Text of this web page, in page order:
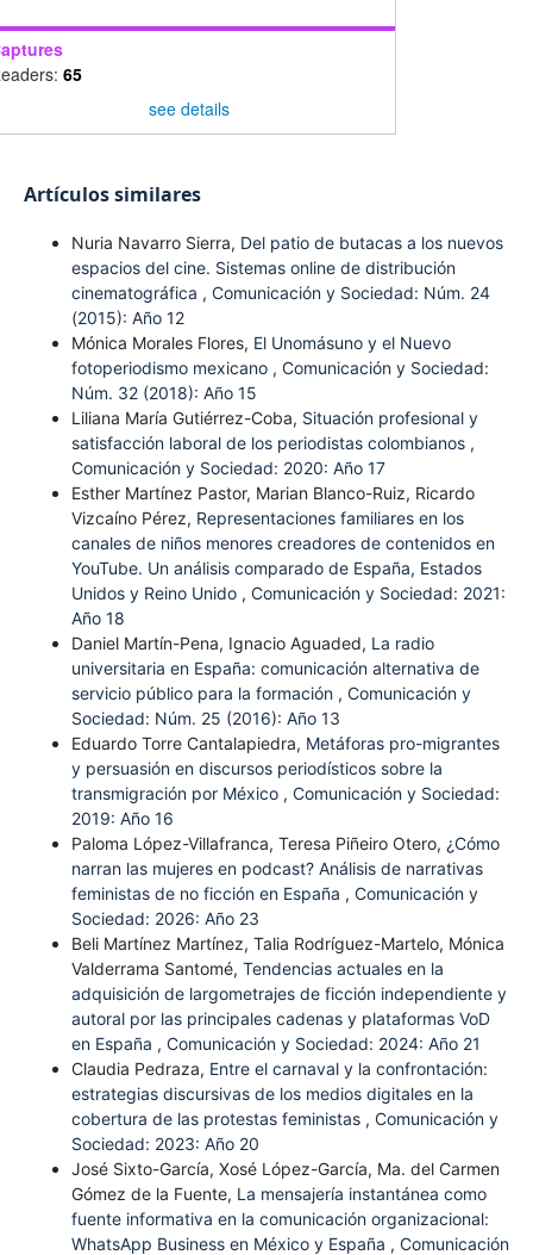
65
see details
Artículos similares
Nuria Navarro Sierra, Del patio de butacas a los nuevos
espacios del cine. Sistemas online de distribución
cinematográfica , Comunicación y Sociedad: Núm. 24
(2015): Año 12
Mónica Morales Flores, El Unomásuno y el Nuevo
fotoperiodismo mexicano , Comunicación y Sociedad:
Núm. 32 (2018): Año 15
Liliana María Gutiérrez-Coba, Situación profesional y
satisfacción laboral de los periodistas colombianos ,
Comunicación y Sociedad: 2020: Año 17
Esther Martínez Pastor, Marian Blanco-Ruiz, Ricardo
Vizcaíno Pérez, Representaciones familiares en los
canales de niños menores creadores de contenidos en
YouTube. Un análisis comparado de España, Estados
Unidos y Reino Unido , Comunicación y Sociedad: 2021:
Año 18
Daniel Martín-Pena, Ignacio Aguaded, La radio
universitaria en España: comunicación alternativa de
servicio público para la formación , Comunicación y
Sociedad: Núm. 25 (2016): Año 13
Eduardo Torre Cantalapiedra, Metáforas pro-migrantes
y persuasión en discursos periodísticos sobre la
transmigración por México , Comunicación y Sociedad:
2019: Año 16
Paloma López-Villafranca, Teresa Piñeiro Otero, ¿Cómo
narran las mujeres en podcast? Análisis de narrativas
feministas de no ficción en España , Comunicación y
Sociedad: 2026: Año 23
Beli Martínez Martínez, Talia Rodríguez-Martelo, Mónica
Valderrama Santomé, Tendencias actuales en la
adquisición de largometrajes de ficción independiente y
autoral por las principales cadenas y plataformas VoD
en España , Comunicación y Sociedad: 2024: Año 21
Claudia Pedraza, Entre el carnaval y la confrontación:
estrategias discursivas de los medios digitales en la
cobertura de las protestas feministas , Comunicación y
Sociedad: 2023: Año 20
José Sixto-García, Xosé López-García, Ma. del Carmen
Gómez de la Fuente, La mensajería instantánea como
fuente informativa en la comunicación organizacional:
WhatsApp Business en México y España , Comunicación